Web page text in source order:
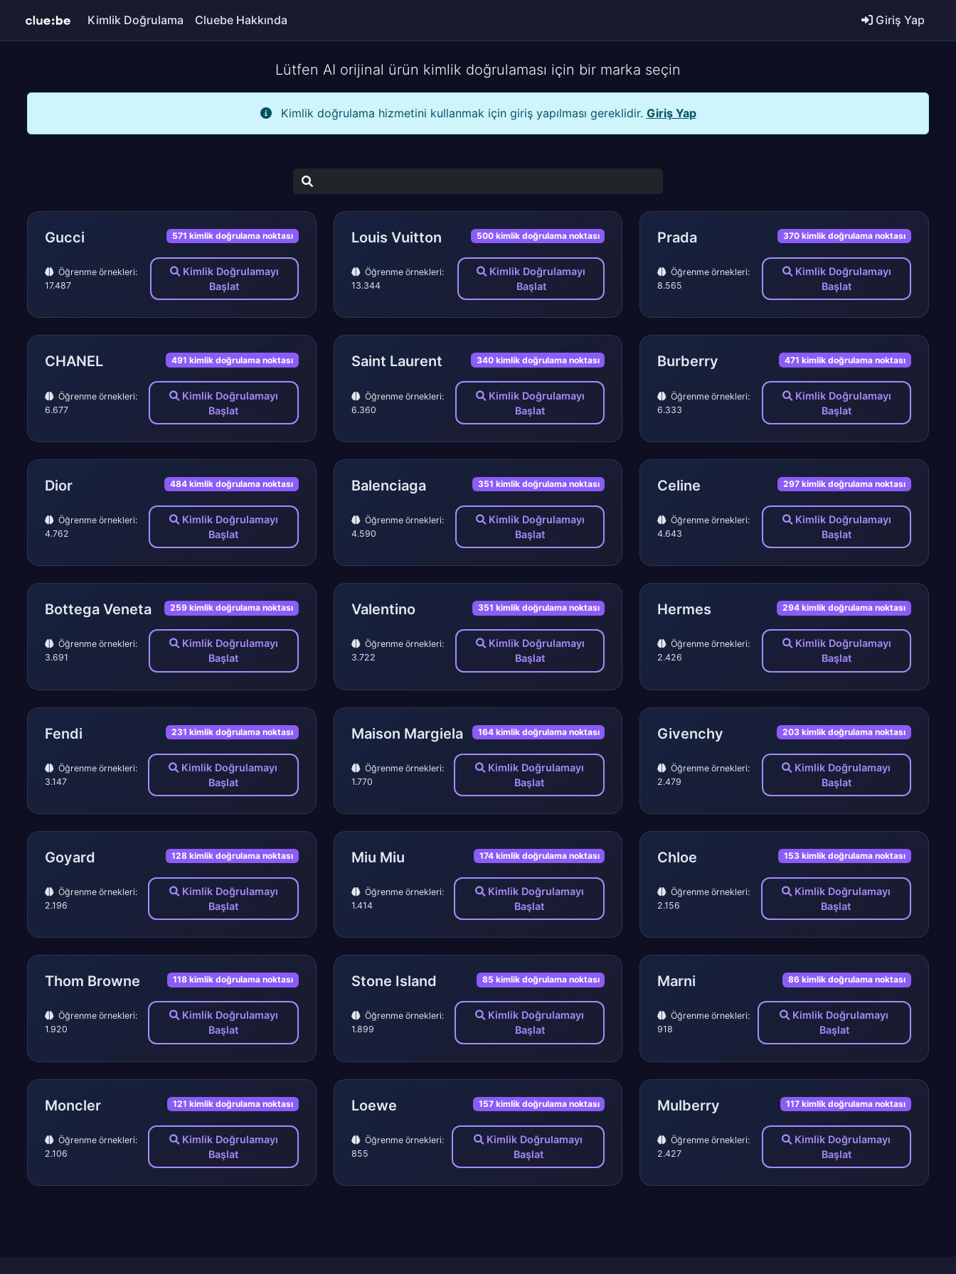
Kimlik Doğrulama Cluebe Hakkında Giriş Yap
Lütfen AI orijinal ürün kimlik doğrulaması için bir marka seçin
Kimlik doğrulama hizmetini kullanmak için giriş yapılması gereklidir. Giriş Yap
Gucci 571 kimlik doğrulama noktası
Öğrenme örnekleri:
17.487
Kimlik Doğrulamayı
Başlat
Louis Vuitton 500 kimlik doğrulama noktası
Öğrenme örnekleri:
13.344
Kimlik Doğrulamayı
Başlat
Prada 370 kimlik doğrulama noktası
Öğrenme örnekleri:
8.565
Kimlik Doğrulamayı
Başlat
CHANEL 491 kimlik doğrulama noktası
Öğrenme örnekleri:
6.677
Kimlik Doğrulamayı
Başlat
Saint Laurent 340 kimlik doğrulama noktası
Öğrenme örnekleri:
6.360
Kimlik Doğrulamayı
Başlat
Burberry 471 kimlik doğrulama noktası
Öğrenme örnekleri:
6.333
Kimlik Doğrulamayı
Başlat
Dior 484 kimlik doğrulama noktası
Öğrenme örnekleri:
4.762
Kimlik Doğrulamayı
Başlat
Balenciaga 351 kimlik doğrulama noktası
Öğrenme örnekleri:
4.590
Kimlik Doğrulamayı
Başlat
Celine 297 kimlik doğrulama noktası
Öğrenme örnekleri:
4.643
Kimlik Doğrulamayı
Başlat
Bottega Veneta 259 kimlik doğrulama noktası
Öğrenme örnekleri:
3.691
Kimlik Doğrulamayı
Başlat
Valentino 351 kimlik doğrulama noktası
Öğrenme örnekleri:
3.722
Kimlik Doğrulamayı
Başlat
Hermes 294 kimlik doğrulama noktası
Öğrenme örnekleri:
2.426
Kimlik Doğrulamayı
Başlat
Fendi 231 kimlik doğrulama noktası
Öğrenme örnekleri:
3.147
Kimlik Doğrulamayı
Başlat
Maison Margiela 164 kimlik doğrulama noktası
Öğrenme örnekleri:
1.770
Kimlik Doğrulamayı
Başlat
Givenchy 203 kimlik doğrulama noktası
Öğrenme örnekleri:
2.479
Kimlik Doğrulamayı
Başlat
Goyard 128 kimlik doğrulama noktası
Öğrenme örnekleri:
2.196
Kimlik Doğrulamayı
Başlat
Miu Miu 174 kimlik doğrulama noktası
Öğrenme örnekleri:
1.414
Kimlik Doğrulamayı
Başlat
Chloe 153 kimlik doğrulama noktası
Öğrenme örnekleri:
2.156
Kimlik Doğrulamayı
Başlat
Thom Browne 118 kimlik doğrulama noktası
Öğrenme örnekleri:
1.920
Kimlik Doğrulamayı
Başlat
Stone Island 85 kimlik doğrulama noktası
Öğrenme örnekleri:
1.899
Kimlik Doğrulamayı
Başlat
Marni 86 kimlik doğrulama noktası
Öğrenme örnekleri:
918
Kimlik Doğrulamayı
Başlat
Moncler 121 kimlik doğrulama noktası
Öğrenme örnekleri:
2.106
Kimlik Doğrulamayı
Başlat
Loewe 157 kimlik doğrulama noktası
Öğrenme örnekleri:
855
Kimlik Doğrulamayı
Başlat
Mulberry 117 kimlik doğrulama noktası
Öğrenme örnekleri:
2.427
Kimlik Doğrulamayı
Başlat